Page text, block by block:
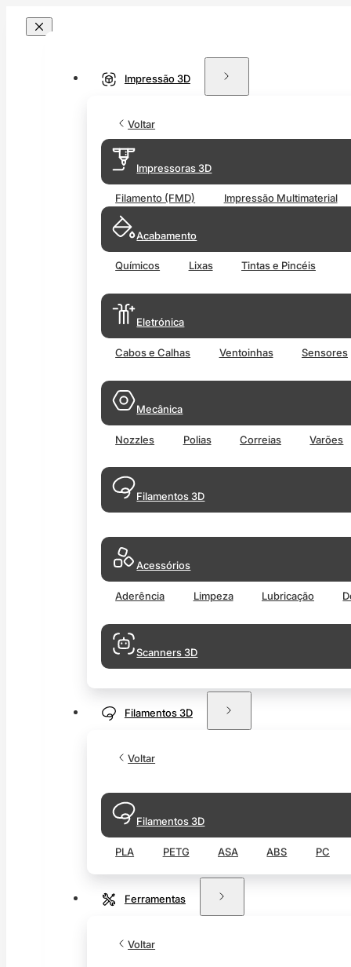
Impressão 3D
Voltar
Impressoras 3D
Filamento (FMD) Impressão Multimaterial
Acabamento
Químicos Lixas Tintas e Pincéis
Eletrónica
Cabos e Calhas Ventoinhas Sensores
Mecânica
Nozzles Polias Correias Varões
Filamentos 3D
Acessórios
Aderência Limpeza Lubricação
Scanners 3D
Filamentos 3D
Voltar
Filamentos 3D
PLA PETG ASA ABS PC
Ferramentas
Voltar